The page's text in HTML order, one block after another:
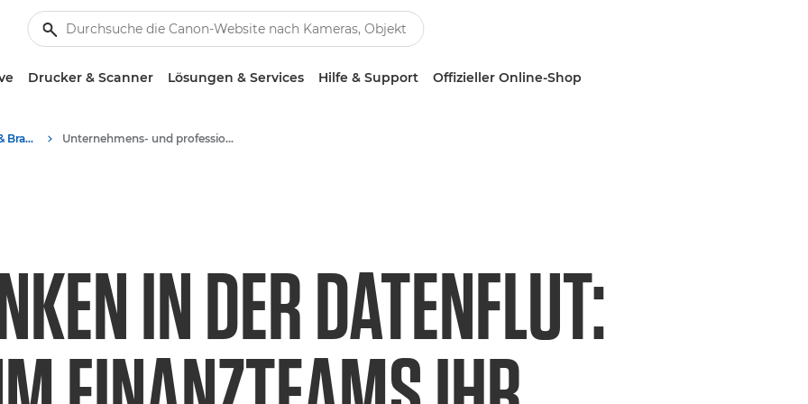
Drucker & Scanner Lösungen & Services Hilfe & Support Offizieller Online-Shop
Business-Insights - B2B & Branchen-News Unternehmens- und professionelle Artikel
IN DER DATENFLUT: